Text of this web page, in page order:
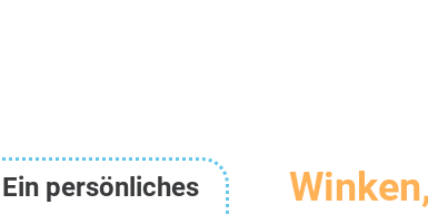
Ein persönliches